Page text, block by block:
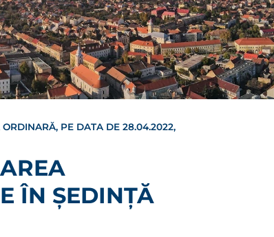
PE DATA DE 28.04.2022,
ÎN ȘEDINȚĂ